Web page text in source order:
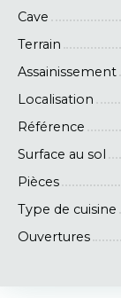
Cave
Terrain
Assainissement
Localisation
Référence
Surface au sol
Pièces
Type de cuisine
Ouvertures